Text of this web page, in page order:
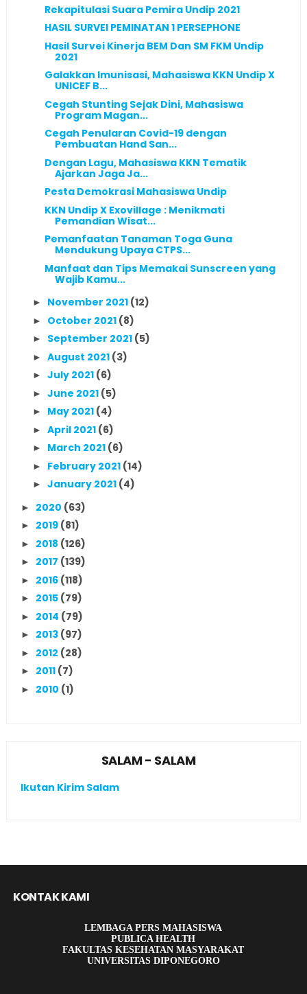
Rekapitulasi Suara Pemira Undip 2021
HASIL SURVEI PEMINATAN 1 PERSEPHONE
Hasil Survei Kinerja BEM Dan SM FKM Undip
2021
Galakkan Imunisasi, Mahasiswa KKN Undip X
UNICEF B...
Cegah Stunting Sejak Dini, Mahasiswa
Program Magan...
Cegah Penularan Covid-19 dengan
Pembuatan Hand San...
Dengan Lagu, Mahasiswa KKN Tematik
Ajarkan Jaga Ja...
Pesta Demokrasi Mahasiswa Undip
KKN Undip X Exovillage : Menikmati
Pemandian Wisat...
Pemanfaatan Tanaman Toga Guna
Mendukung Upaya CTPS...
Manfaat dan Tips Memakai Sunscreen yang
Wajib Kamu...
► November 2021 (12)
► October 2021 (8)
► September 2021 (5)
► August 2021 (3)
► July 2021 (6)
► June 2021 (5)
► May 2021 (4)
► April 2021 (6)
► March 2021 (6)
► February 2021 (14)
► January 2021 (4)
► 2020 (63)
► 2019 (81)
► 2018 (126)
► 2017 (139)
► 2016 (118)
► 2015 (79)
► 2014 (79)
► 2013 (97)
► 2012 (28)
► 2011 (7)
► 2010 (1)
SALAM - SALAM
Ikutan Kirim Salam
KONTAK KAMI
LEMBAGA PERS MAHASISWA
PUBLICA HEALTH
FAKULTAS KESEHATAN MASYARAKAT
UNIVERSITAS DIPONEGORO